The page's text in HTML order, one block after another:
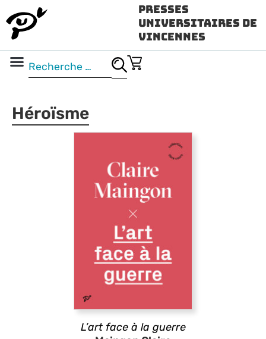
Presses
Universitaires de
Vincennes
Héroïsme
L’art face à la guerre